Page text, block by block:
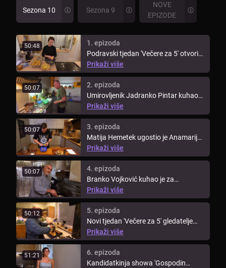
Sezona 10 Sezona 9
NOVE
EPIZODE
50:48
1. epizoda
Podravski tjedan 'Večere za 5' otvorila
je Anamarija Šimunić, koja je ...
Prikaži više
50:07
2. epizoda
Umirovljenik Jadranko Pintar kuhao
je za svoje protukandidate drugi ...
Prikaži više
50:07
3. epizoda
Matija Hemetek ugostio je Anamariju,
Jadranka, Mladena i Branka u ...
Prikaži više
50:07
4. epizoda
Branko Vojković kuhao je za
podravsku ekipu četvrti dan
ovotjedne ...
Prikaži više
50:12
5. epizoda
Novi tjedan 'Večere za 5' gledatelje
vodi u Podravinu, točnije, ...
Prikaži više
51:21
6. epizoda
Kandidatkinja showa 'Gospodin